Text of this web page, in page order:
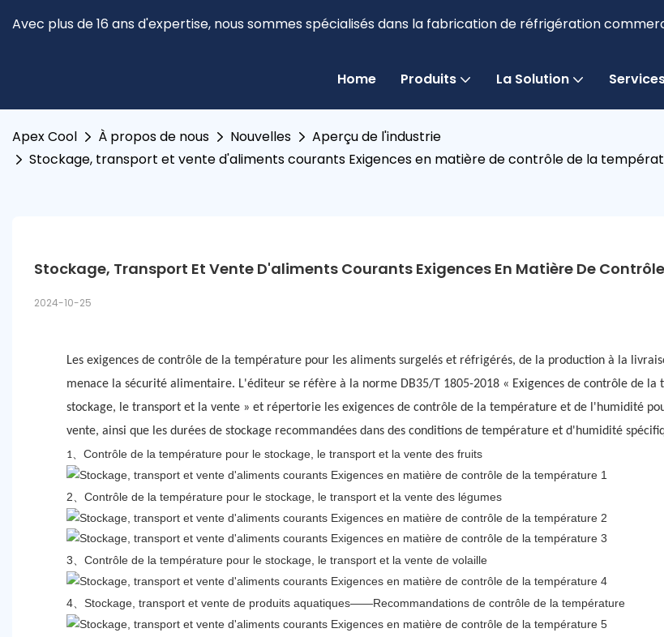
Avec plus de 16 ans d'expertise, nous sommes spécialisés dans la fabrication de réfrigération
Home Produits La Solution
Apex Cool À propos de nous Nouvelles
Aperçu de l'industrie
Stockage, transport et vente d'aliments courants Exigences en matière de contrôle de la
Stockage, Transport Et Vente D'aliments Courants Exigences En Matière De
2024-10-25
Les exigences de contrôle de la température pour les aliments surgelés et réfrigérés, de la production à la
menace la sécurité alimentaire. L'éditeur se réfère à la norme DB35/T 1805-2018 « Exigences de contrôle de
stockage, le transport et la vente » et répertorie les exigences de contrôle de la température et de l'humidité
vente, ainsi que les durées de stockage recommandées dans des conditions de température et d'humidité
1、 Contrôle de la température pour le stockage, le transport et la vente des fruits
2、Contrôle de la température pour le stockage, le transport et la vente des légumes
3、Contrôle de la température pour le stockage, le transport et la vente de volaille
4、Stockage, transport et vente de produits aquatiques——Recommandations de contrôle de la température